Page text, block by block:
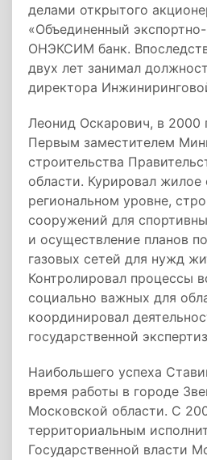
делами открытого
«Объединенный
ОНЭКСИМ банк.
двух лет занимал
директора
Леонид Оскарович, в 2000
Первым заместителем
строительства
области. Курировал жилое
региональном уровне,
сооружений для
и осуществление планов
газовых сетей для нужд
Контролировал процессы
социально важных для
координировал
государственной
Наибольшего успеха
время работы в городе
Московской области. С
территориальным
Государственной власти